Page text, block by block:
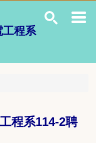
工程系
程系114-2聘